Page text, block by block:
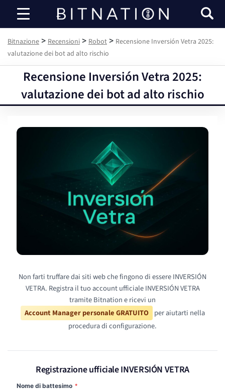
Bitnazione
Bitnazione > Recensioni > Robot > Recensione Inversión Vetra 2025:
valutazione dei bot ad alto rischio
Recensione Inversión Vetra 2025:
valutazione dei bot ad alto rischio
Non farti truffare dai siti web che fingono di essere INVERSIÓN
VETRA. Registra il tuo account ufficiale INVERSIÓN VETRA
tramite Bitnation e ricevi un
Account Manager personale GRATUITO per aiutarti nella
procedura di configurazione.
Registrazione ufficiale INVERSIÓN VETRA
Nome di battesimo *